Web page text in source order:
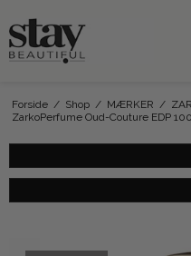
Forside / Shop / MÆRKER /
ZarkoPerfume Oud-Couture EDP